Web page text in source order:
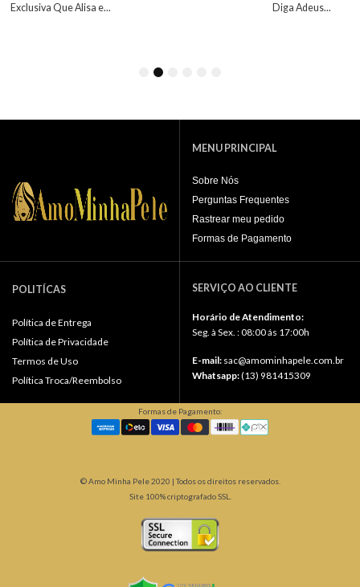
Exclusiva Que Alisa e...
Diga Adeus...
5
MENU PRINCIPAL
Sobre Nós
Perguntas Frequentes
Rastrear meu pedido
Formas de Pagamento
POLITÍCAS
Política de Entrega
Política de Privacidade
Termos de Uso
Política Troca/Reembolso
SERVIÇO AO CLIENTE
Horário de Atendimento:
Seg. à Sex. : 08:00 ás 17:00h
E-mail: sac@amominhapele.com.br
Whatsapp:(13) 981415309
Formas de Pagamento:
© Amo Minha Pele 2020 | Todos os direitos reservados.
Site 100% criptografado SSL.